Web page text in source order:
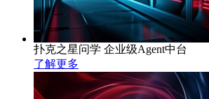
扑克之星问学 企业级Agent中台
了解更多